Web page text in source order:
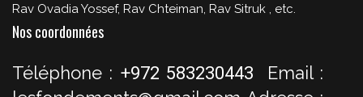
Rav Ovadia Yossef, Rav Chteiman, Rav Sitruk , etc.
Nos coordonnées
Téléphone : +972 583230443 Email :